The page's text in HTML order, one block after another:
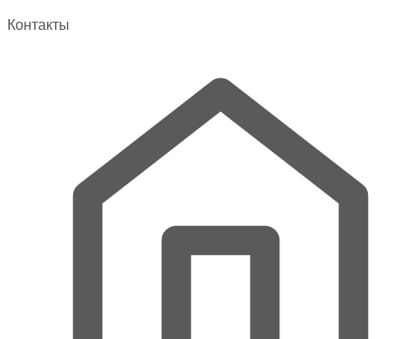
товара.
Контакты